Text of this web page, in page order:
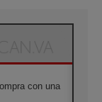
con una